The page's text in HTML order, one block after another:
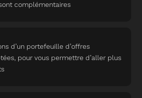
complémentaires
d’un portefeuille d’offres
pour vous permettre d’aller plus